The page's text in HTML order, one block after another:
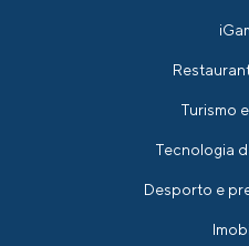
Turismo
Tecnologia
Desporto e